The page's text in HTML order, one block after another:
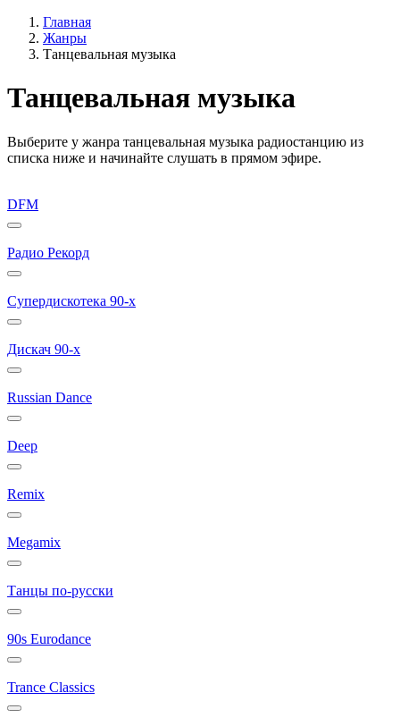
Главная
Жанры
Танцевальная музыка
Танцевальная музыка
Выберите у жанра танцевальная музыка радиостанцию из
списка ниже и начинайте слушать в прямом эфире.
DFM
Радио Рекорд
Супердискотека 90-х
Дискач 90-х
Russian Dance
Deep
Remix
Megamix
Танцы по-русски
90s Eurodance
Trance Classics